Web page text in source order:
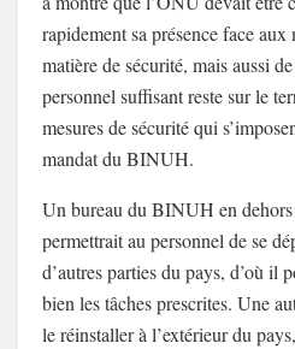
rapidement sa présence face aux
matière de sécurité, mais aussi
personnel suffisant reste sur le
mesures de sécurité qui
mandat du BINUH.
Un bureau du BINUH en dehors
permettrait au personnel de se
d’autres parties du pays, d’où il
bien les tâches prescrites. Une
le réinstaller à l’extérieur du